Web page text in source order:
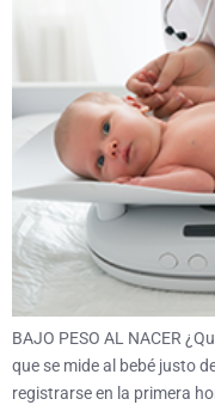
BAJO PESO AL NACER
que se mide al bebé justo
registrarse en la primera